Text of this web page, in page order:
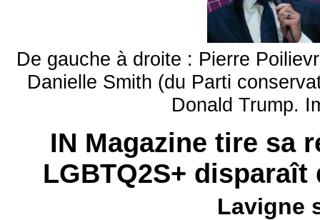
De gauche à droite : Pierre
Danielle Smith (du Parti
Donald Trump.
IN Magazine tire sa
LGBTQ2S+
Lavigne